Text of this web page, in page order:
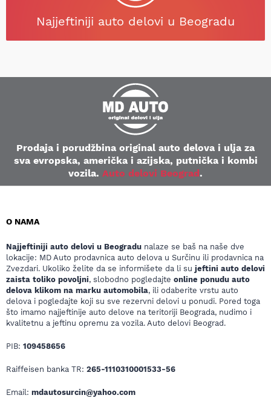
Najjeftiniji auto delovi u Beogradu
Prodaja i porudžbina original auto delova i ulja za
sva evropska, američka i azijska, putnička i kombi
vozila. Auto delovi Beograd.
O NAMA
Najjeftiniji auto delovi u Beogradu nalaze se baš na naše dve
lokacije: MD Auto prodavnica auto delova u Surčinu ili prodavnica na
Zvezdari. Ukoliko želite da se informišete da li su jeftini auto delovi
zaista toliko povoljni, slobodno pogledajte online ponudu auto
delova klikom na marku automobila, ili odaberite vrstu auto
delova i pogledajte koji su sve rezervni delovi u ponudi. Pored toga
što imamo najjeftinije auto delove na teritoriji Beograda, nudimo i
kvalitetnu a jeftinu opremu za vozila. Auto delovi Beograd.
PIB: 109458656
Raiffeisen banka TR: 265-1110310001533-56
Email: mdautosurcin@yahoo.com